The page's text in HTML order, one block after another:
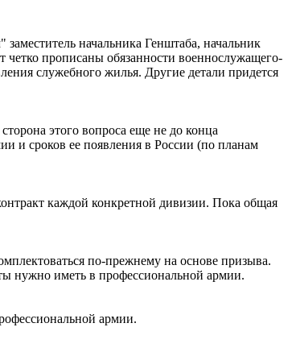
начальника Генштаба, начальник
прописаны обязанности военнослужащего-
служебного жилья. Другие детали придется
этого вопроса еще не до конца
и сроков ее появления в России (по планам
каждой конкретной дивизии. Пока общая
по-прежнему на основе призыва.
нужно иметь в профессиональной армии.
армии.